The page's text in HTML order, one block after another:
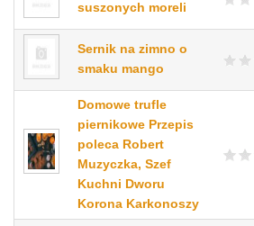
suszonych moreli
Sernik na zimno o
smaku mango
Domowe trufle
piernikowe Przepis
poleca Robert
Muzyczka, Szef
Kuchni Dworu
Korona Karkonoszy